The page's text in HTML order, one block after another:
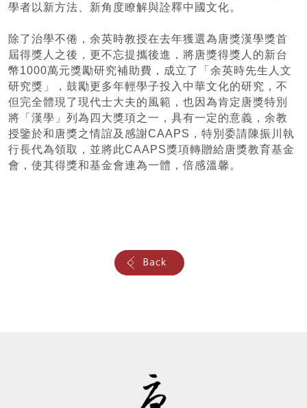
學者以新方法、新角度瞭解與詮釋中國文化。
除了治學不倦，余英時教授在去年獲選為唐獎漢學獎首
屆得獎人之後，更不忘提攜後進，將唐獎得獎人的新台
幣1000萬元獎勵研究補助費，成立了「余英時先生人文
研究獎」，鼓勵更多年輕學子投入中華文化的研究，不
但完全體現了現代士大夫的風範，也因為肯定唐獎特別
將「漢學」列為四大獎項之一，具有一定的意義，余教
授鑒於和唐獎之情誼及感謝CAAPS，特別委請陳振川執
行長代為領取，並將此CAAPS獎項轉贈給唐獎教育基金
會，使其得獎和基金會連為一體，倍感溫馨。